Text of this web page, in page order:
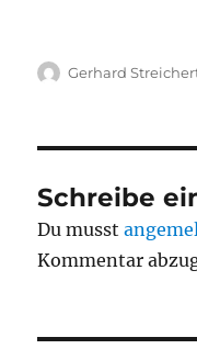
Autor
Gerhard
Schreibe
Du musst
Kommentar